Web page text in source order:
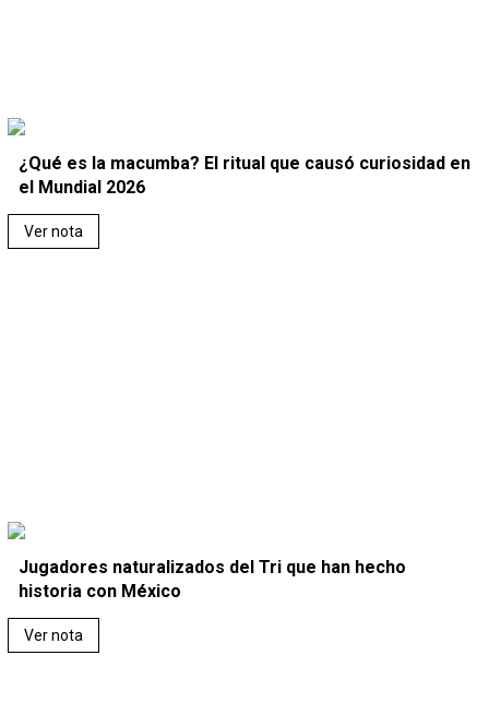
¿Qué es la macumba? El ritual que causó curiosidad en
el Mundial 2026
Ver nota
Jugadores naturalizados del Tri que han hecho
historia con México
Ver nota